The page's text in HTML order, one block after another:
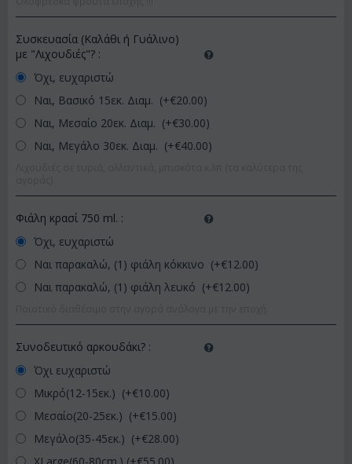
Συσκευασία (Καλάθι ή Γυάλινο)
με "Λιχουδιές"? :
Όχι, ευχαριστώ
Ναι, Βασικό 15εκ. Διαμ. (+€20.00)
Ναι, Μεσαίο 20εκ. Διαμ. (+€30.00)
Ναι, Μεγάλο 30εκ. Διαμ. (+€40.00)
Φιάλη κρασί 750 ml. :
Όχι, ευχαριστώ
Ναι παρακαλώ, (1) φιάλη κόκκινο (+€12.00)
Ναι παρακαλώ, (1) φιάλη λευκό (+€12.00)
Συνοδευτικό αρκουδάκι? :
Όχι ευχαριστώ
Μικρό(12-15εκ.) (+€10.00)
Μεσαίο(20-25εκ.) (+€15.00)
Μεγάλο(35-45εκ.) (+€28.00)